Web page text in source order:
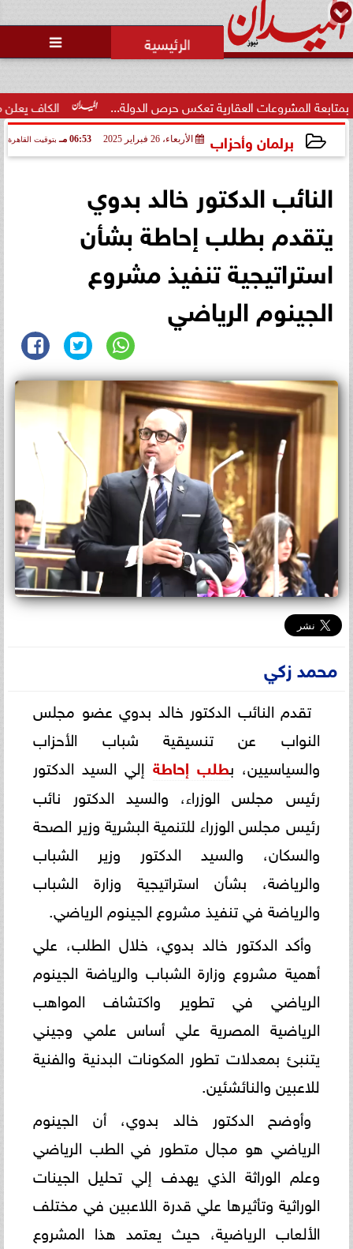

الكاف يعلن موعد ومكان كأس العقارية تعكس حرص الدولة...
برلمان وأحزاب الأربعاء، 26 فبراير 2025 06:53 مـ بتوقيت القاهرة
النائب الدكتور خالد بدوي
يتقدم بطلب إحاطة بشأن
استراتيجية تنفيذ مشروع
الجينوم الرياضي
محمد زكي
تقدم النائب الدكتور خالد بدوي عضو مجلس
النواب عن تنسيقية شباب الأحزاب
والسياسيين، بطلب إحاطة إلي السيد الدكتور
رئيس مجلس الوزراء، والسيد الدكتور نائب
رئيس مجلس الوزراء للتنمية البشرية وزير الصحة
والسكان، والسيد الدكتور وزير الشباب
والرياضة، بشأن استراتيجية وزارة الشباب
والرياضة في تنفيذ مشروع الجينوم الرياضي.
وأكد الدكتور خالد بدوي، خلال الطلب، علي
أهمية مشروع وزارة الشباب والرياضة الجينوم
الرياضي في تطوير واكتشاف المواهب
الرياضية المصرية علي أساس علمي وجيني
يتنبئ بمعدلات تطور المكونات البدنية والفنية
للاعبين والنائشئين.
وأوضح الدكتور خالد بدوي، أن الجينوم
الرياضي هو مجال متطور في الطب الرياضي
وعلم الوراثة الذي يهدف إلي تحليل الجينات
الوراثية وتأثيرها علي قدرة اللاعبين في مختلف
الألعاب الرياضية، حيث يعتمد هذا المشروع